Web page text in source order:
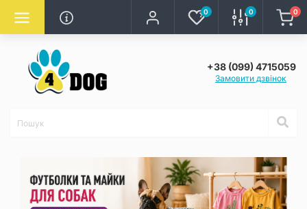
0 0 0
+38 (099) 4715059
Замовити дзвінок